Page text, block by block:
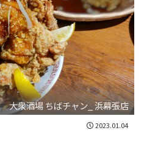
大衆酒場 ちばチャン_ 浜幕張店
2023.01.04